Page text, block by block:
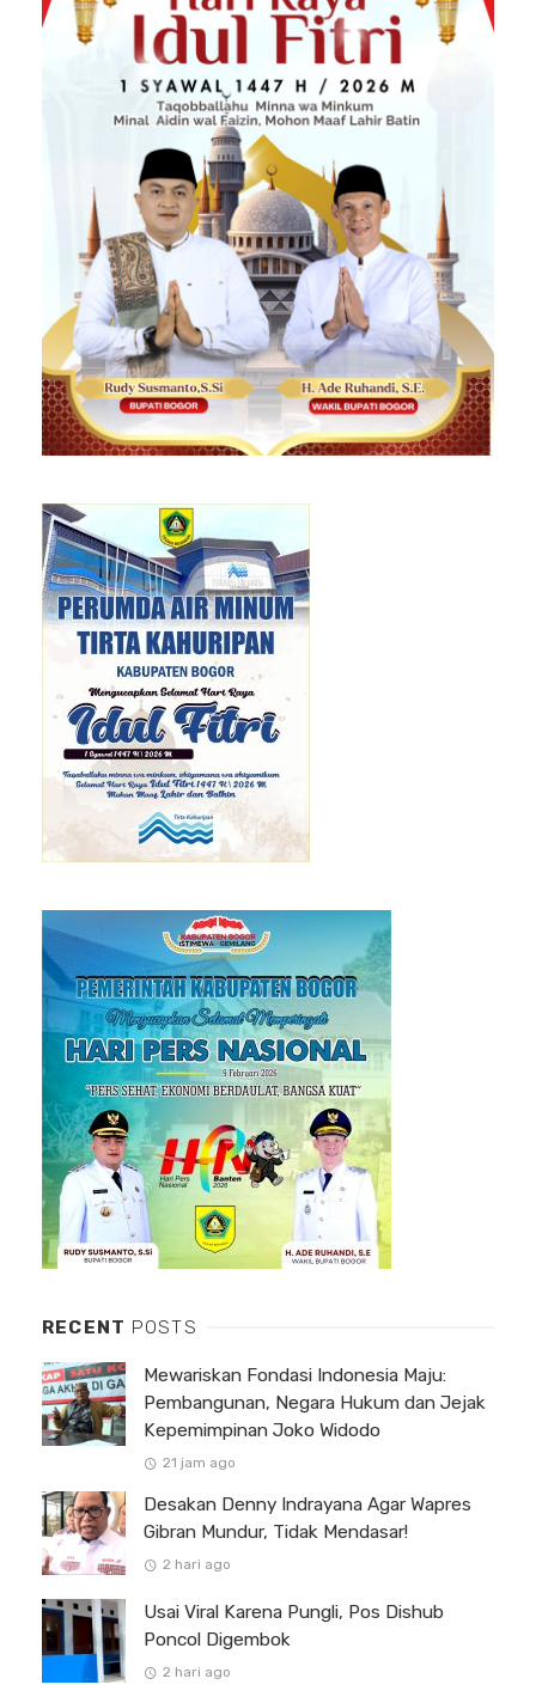
RECENT POSTS
Mewariskan Fondasi Indonesia Maju:
Pembangunan, Negara Hukum dan Jejak
Kepemimpinan Joko Widodo
21 jam ago
Desakan Denny Indrayana Agar Wapres
Gibran Mundur, Tidak Mendasar!
2 hari ago
Usai Viral Karena Pungli, Pos Dishub
Poncol Digembok
2 hari ago